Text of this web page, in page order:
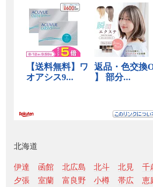
北海道
伊達 函館 北広島 北斗 北見 千
夕張
室蘭 富良野 小樽 帯広 恵